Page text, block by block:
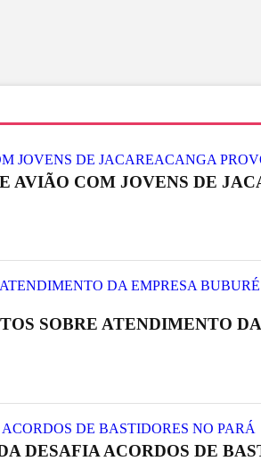
AVIÃO COM JOVENS DE
SOBRE ATENDIMENTO
DESAFIA ACORDOS DE